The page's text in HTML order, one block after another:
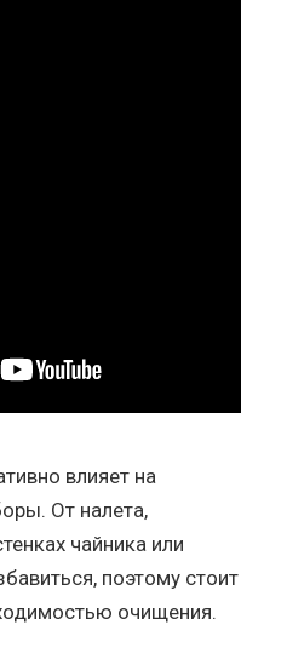
влияет на
От налета,
чайника или
поэтому стоит
очищения.